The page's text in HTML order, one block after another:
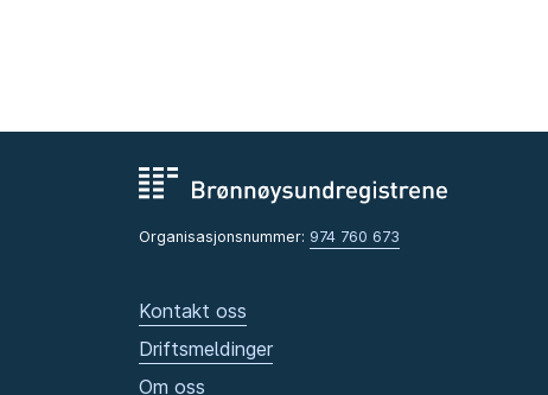
Organisasjonsnummer: 974 760 673
Kontakt oss
Driftsmeldinger
Om oss